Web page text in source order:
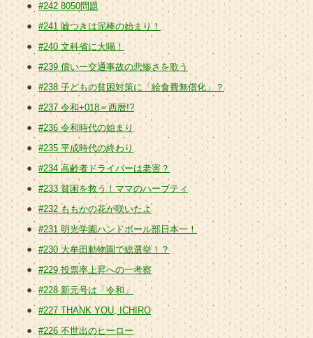
#242 8050問題
#241 嘘つきは泥棒の始まり！
#240 文科省に大喝！
#239 償いー交通事故の悲惨さを歌う
#238 子どもの貧困対策に「給食費無償化」？
#237 令和+018＝西暦!?
#236 令和時代の始まり
#235 平成時代の終わり
#234 高齢者ドライバーは老害？
#233 貧困を救う！ママのハーブティ
#232 ももかの花が咲いたよ
#231 明光学園ハンドボール部日本一！
#230 大牟田動物園で総選挙！？
#229 投票率上昇への一考察
#228 新元号は「令和」
#227 THANK YOU, ICHIRO
#226 不世出のヒーロー